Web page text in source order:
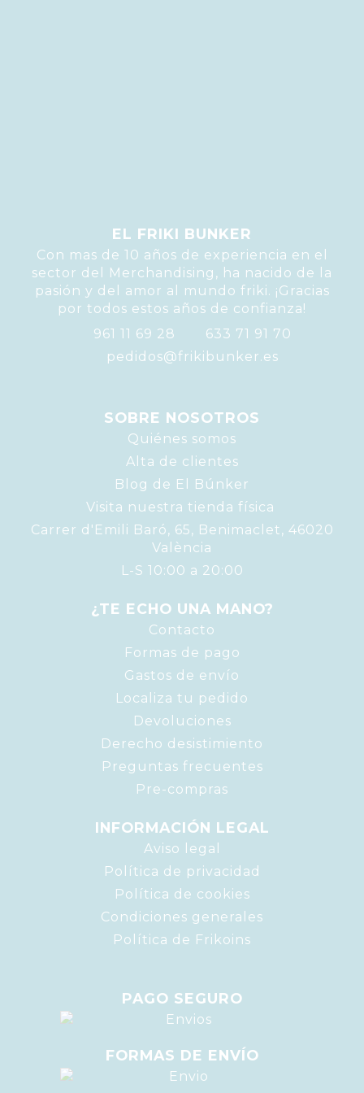
EL FRIKI BUNKER
Con mas de 10 años de experiencia en el
sector del Merchandising, ha nacido de la
pasión y del amor al mundo friki. ¡Gracias
por todos estos años de confianza!
961 11 69 28
633 71 91 70
pedidos@frikibunker.es
SOBRE NOSOTROS
Quiénes somos
Alta de clientes
Blog de El Búnker
Visita nuestra tienda física
Carrer d'Emili Baró, 65, Benimaclet, 46020
València
L-S 10:00 a 20:00
¿TE ECHO UNA MANO?
Contacto
Formas de pago
Gastos de envío
Localiza tu pedido
Devoluciones
Derecho desistimiento
Preguntas frecuentes
Pre-compras
INFORMACIÓN LEGAL
Aviso legal
Política de privacidad
Política de cookies
Condiciones generales
Política de Frikoins
PAGO SEGURO
FORMAS DE ENVÍO